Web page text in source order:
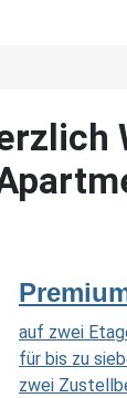
auf zwei
für bis zu
zwei